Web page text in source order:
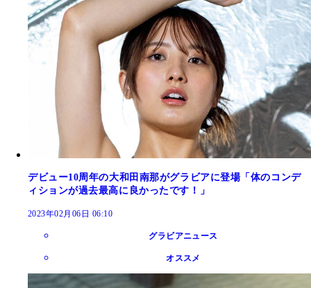
デビュー10周年の大和田南那がグラビアに登場「体のコンデ
ィションが過去最高に良かったです！」
2023年02月06日 06:10
グラビアニュース
オススメ